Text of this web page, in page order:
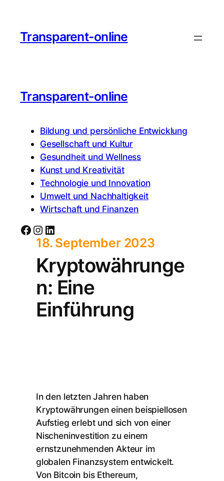
Transparent-online
Transparent-online
Bildung und persönliche Entwicklung
Gesellschaft und Kultur
Gesundheit und Wellness
Kunst und Kreativität
Technologie und Innovation
Umwelt und Nachhaltigkeit
Wirtschaft und Finanzen
Facebook Instagram LinkedIn
18. September 2023
Kryptowährunge
n: Eine
Einführung
In den letzten Jahren haben
Kryptowährungen einen beispiellosen
Aufstieg erlebt und sich von einer
Nischeninvestition zu einem
ernstzunehmenden Akteur im
globalen Finanzsystem entwickelt.
Von Bitcoin bis Ethereum,